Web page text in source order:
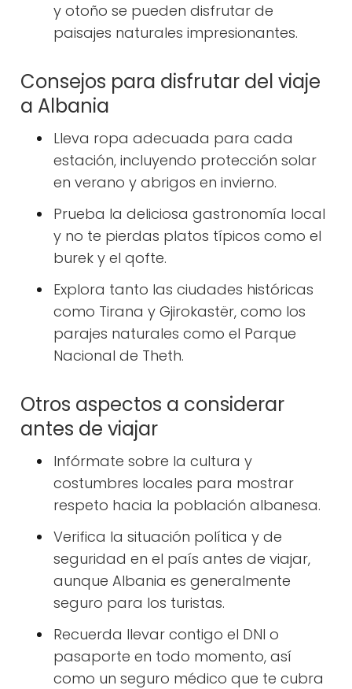
y otoño se pueden disfrutar de
paisajes naturales impresionantes.
Consejos para disfrutar del viaje
a Albania
Lleva ropa adecuada para cada
estación, incluyendo protección solar
en verano y abrigos en invierno.
Prueba la deliciosa gastronomía local
y no te pierdas platos típicos como el
burek y el qofte.
Explora tanto las ciudades históricas
como Tirana y Gjirokastër, como los
parajes naturales como el Parque
Nacional de Theth.
Otros aspectos a considerar
antes de viajar
Infórmate sobre la cultura y
costumbres locales para mostrar
respeto hacia la población albanesa.
Verifica la situación política y de
seguridad en el país antes de viajar,
aunque Albania es generalmente
seguro para los turistas.
Recuerda llevar contigo el DNI o
pasaporte en todo momento, así
como un seguro médico que te cubra